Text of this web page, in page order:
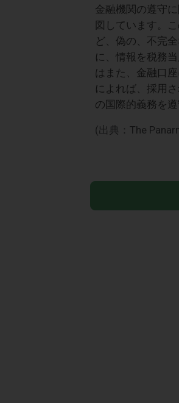
金融機関の遵守
図しています。
ど、偽の、不完
に、情報を税務
はまた、金融口
によれば、採用
の国際的義務を
(出典：The